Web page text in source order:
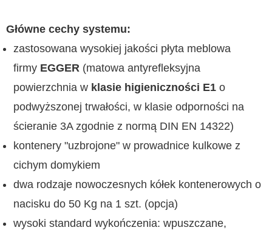
Główne cechy systemu:
zastosowana wysokiej jakości płyta meblowa
firmy EGGER (matowa antyrefleksyjna
powierzchnia w klasie higieniczności E1 o
podwyższonej trwałości, w klasie odporności na
ścieranie 3A zgodnie z normą DIN EN 14322)
kontenery "uzbrojone" w prowadnice kulkowe z
cichym domykiem
dwa rodzaje nowoczesnych kółek kontenerowych o
nacisku do 50 Kg na 1 szt. (opcja)
wysoki standard wykończenia: wpuszczane,